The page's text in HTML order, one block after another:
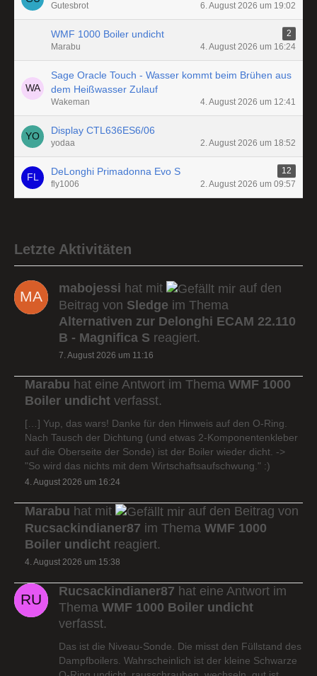
Gutesbrot 6. August 2026 um 19:02
WMF 1000 Boiler undicht
2
Marabu
4. August 2026 um 16:24
Sage Oracle Touch - Wasser kommt beim Brühen aus
dem Heißwasser Zulauf
Wakeman 4. August 2026 um 12:41
Display CTL636ES6/06
yodaa 2. August 2026 um 18:52
DeLonghi Primadonna Evo S
12
fly1006
2. August 2026 um 09:57
Letzte Aktivitäten
mabojessi hat mit
auf den
Beitrag von Sledge im Thema
Alternativen zur Delonghi ECAM 22.110
B - Magnifica S reagiert.
7. August 2026 um 11:16
Marabu hat eine Antwort im Thema WMF 1000
Boiler undicht verfasst.
[…] Yup, das wars! Danke für den Hinweis auf den O-Ring.
Nach Tausch der Dichtung (und etwas 2-Komponentenkleber
auf die Oberseite der Sonde) ist der Boiler wieder dicht. ->
"So wird das nichts mit dem Wirtschaftsaufschwung." :)
4. August 2026 um 16:24
Marabu hat mit
auf den Beitrag von
Rucsackindianer87 im Thema WMF 1000
Boiler undicht reagiert.
4. August 2026 um 15:38
Rucsackindianer87 hat eine Antwort im
Thema WMF 1000 Boiler undicht
verfasst.
Das ist die Niveau-Sonde. Die misst den Füllstand des
Dampfboilers. Wahrscheinlich ist der kleine Schwarze